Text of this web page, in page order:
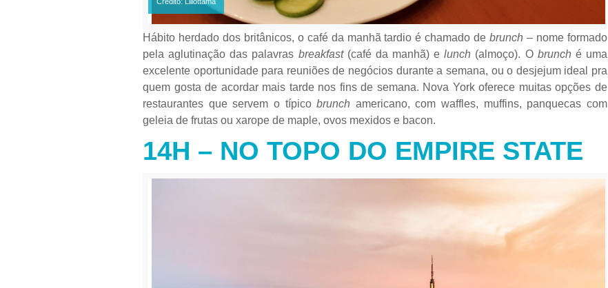
Hábito herdado dos britânicos, o café da manhã tardio é chamado debrunch – nome formado
pela aglutinação das palavras breakfast (café da manhã) elunch (almoço). O brunch é uma
excelente oportunidade para reuniões de negócios durante a semana, ou o desjejum ideal pra
quem gosta de acordar mais tarde nos fins de semana. Nova York oferece muitas opções de
restaurantes que servem o típicobrunch americano, com waffles, muffins, panquecas com
geleia de frutas ou xarope de maple, ovos mexidos e bacon.
14H – NO TOPO DO EMPIRE STATE